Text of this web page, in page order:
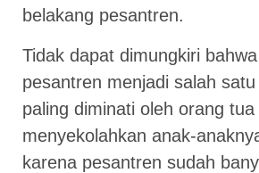
belakang pesantren.
Tidak dapat dimungkiri
pesantren menjadi salah
paling diminati oleh orang
menyekolahkan anak-
karena pesantren sudah